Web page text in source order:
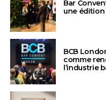
Bar
une édition
BCB
comme
l’industrie